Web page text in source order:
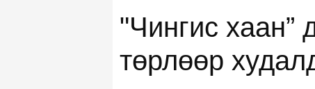
"Чингис хаан”
төрлөөр